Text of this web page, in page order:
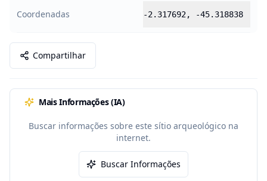
Coordenadas -2.317692, -45.318838
Compartilhar
Mais Informações (IA)
Buscar informações sobre este sítio arqueológico na
internet.
Buscar Informações